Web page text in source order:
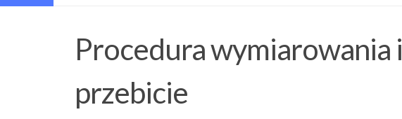
Procedura wymiarowania
przebicie